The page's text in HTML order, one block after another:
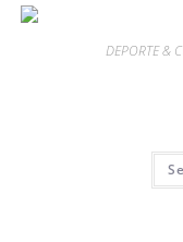
DEPORTE &